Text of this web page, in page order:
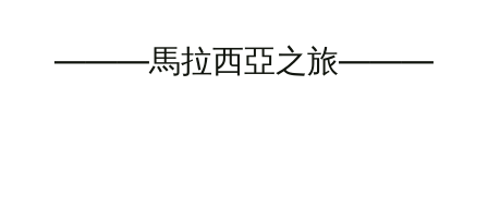
———馬拉西亞之旅———